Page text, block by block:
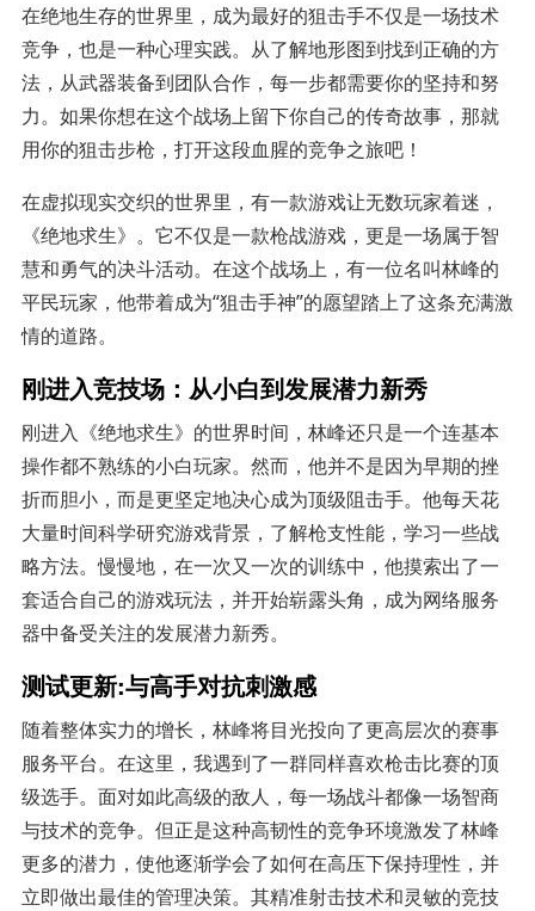
在绝地生存的世界里，成为最好的狙击手不仅是一场技术
竞争，也是一种心理实践。从了解地形图到找到正确的方
法，从武器装备到团队合作，每一步都需要你的坚持和努
力。如果你想在这个战场上留下你自己的传奇故事，那就
用你的狙击步枪，打开这段血腥的竞争之旅吧！
在虚拟现实交织的世界里，有一款游戏让无数玩家着迷，
《绝地求生》。它不仅是一款枪战游戏，更是一场属于智
慧和勇气的决斗活动。在这个战场上，有一位名叫林峰的
平民玩家，他带着成为“狙击手神”的愿望踏上了这条充满激
情的道路。
刚进入竞技场：从小白到发展潜力新秀
刚进入《绝地求生》的世界时间，林峰还只是一个连基本
操作都不熟练的小白玩家。然而，他并不是因为早期的挫
折而胆小，而是更坚定地决心成为顶级阻击手。他每天花
大量时间科学研究游戏背景，了解枪支性能，学习一些战
略方法。慢慢地，在一次又一次的训练中，他摸索出了一
套适合自己的游戏玩法，并开始崭露头角，成为网络服务
器中备受关注的发展潜力新秀。
测试更新:与高手对抗刺激感
随着整体实力的增长，林峰将目光投向了更高层次的赛事
服务平台。在这里，我遇到了一群同样喜欢枪击比赛的顶
级选手。面对如此高级的敌人，每一场战斗都像一场智商
与技术的竞争。但正是这种高韧性的竞争环境激发了林峰
更多的潜力，使他逐渐学会了如何在高压下保持理性，并
立即做出最佳的管理决策。其精准射击技术和灵敏的竞技